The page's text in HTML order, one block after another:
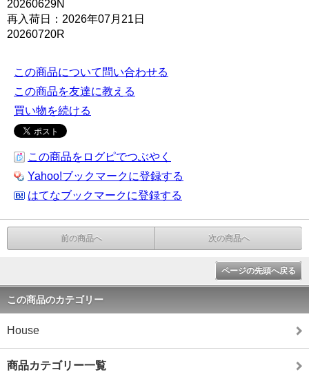
20260629N
再入荷日：2026年07月21日
20260720R
この商品について問い合わせる
この商品を友達に教える
買い物を続ける
この商品をログピでつぶやく
Yahoo!ブックマークに登録する
はてなブックマークに登録する
前の商品へ 次の商品へ
ページの先頭へ戻る
この商品のカテゴリー
House
商品カテゴリー一覧